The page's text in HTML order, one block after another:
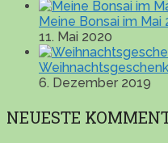
Meine Bonsai im Mai
11. Mai 2020
6. Dezember 2019
NEUESTE